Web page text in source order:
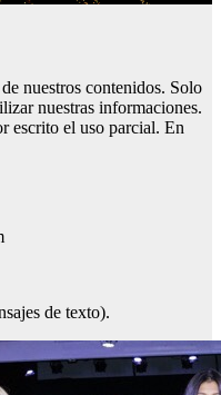
nuestros contenidos. Solo
nuestras informaciones.
escrito el uso parcial. En
de texto).